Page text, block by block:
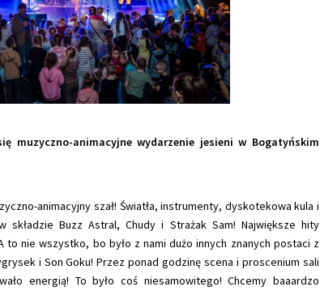
muzyczno-animacyjne wydarzenie jesieni w Bogatyńskim
animacyjny szał! Światła, instrumenty, dyskotekowa kula i
składzie Buzz Astral, Chudy i Strażak Sam! Największe hity
to nie wszystko, bo było z nami dużo innych znanych postaci z
i Son Goku! Przez ponad godzinę scena i proscenium sali
energią! To było coś niesamowitego! Chcemy baaardzo